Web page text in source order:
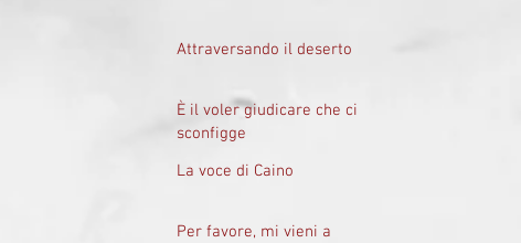
Attraversando il deserto
È il voler giudicare che ci
sconfigge
La voce di Caino
Per favore, mi vieni a